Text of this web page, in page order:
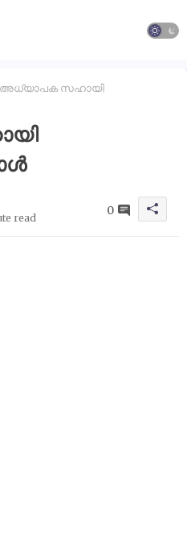
അധ്യാപക സഹായി
read
0